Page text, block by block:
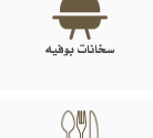
سخانات بوفيه